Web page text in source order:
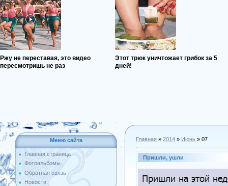
Ржу не переставая, это видео
пересмотришь не раз
Этот трюк уничтожает грибок за 5
дней!
Меню сайта
Главная страница
Фотоальбомы
Обратная связь
Новости
Главная » 2014 » Июнь » 07
Пришли, ушли